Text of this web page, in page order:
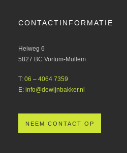
CONTACTINFORMATIE
Heiweg 6
5827 BC Vortum-Mullem
T: 06 – 4064 7359
E: info@dewijnbakker.nl
NEEM CONTACT OP